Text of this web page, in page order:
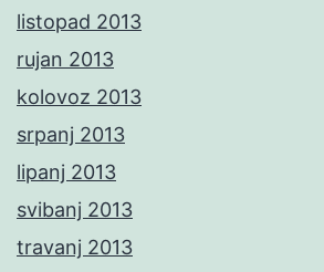
listopad 2013
rujan 2013
kolovoz 2013
srpanj 2013
lipanj 2013
svibanj 2013
travanj 2013